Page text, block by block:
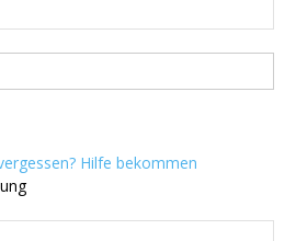
Hilfe bekommen